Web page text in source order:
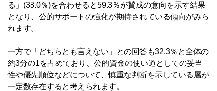
る」(38.0％)を合わせると59.3％が賛成の意向を示す結果
となり、公的サポートの強化が期待されている傾向がみら
れます。
一方で「どちらとも言えない」との回答も32.3％と全体の
約3分の1を占めており、公的資金の使い道としての妥当
性や優先順位などについて、慎重な判断を示している層が
一定数存在すると考えられます。